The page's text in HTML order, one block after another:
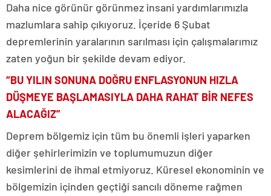
Daha nice görünür görünmez insani yardımlarımızla
mazlumlara sahip çıkıyoruz. İçeride 6 Şubat
depremlerinin yaralarının sarılması için çalışmalarımız
zaten yoğun bir şekilde devam ediyor.
“BU YILIN SONUNA DOĞRU ENFLASYONUN HIZLA
DÜŞMEYE BAŞLAMASIYLA DAHA RAHAT BİR NEFES
ALACAĞIZ”
Deprem bölgemiz için tüm bu önemli işleri yaparken
diğer şehirlerimizin ve toplumumuzun diğer
kesimlerini de ihmal etmiyoruz. Küresel ekonominin ve
bölgemizin içinden geçtiği sancılı döneme rağmen